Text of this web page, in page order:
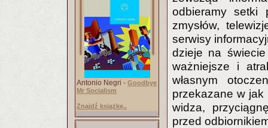
Antonio Negri - Goodbye
Mr Socialism
Znajdź książkę..
odbieramy setki
zmysłów,
serwisy
dzieje na
ważniejsze i
własnym
przekazane w jak
widza,
przed